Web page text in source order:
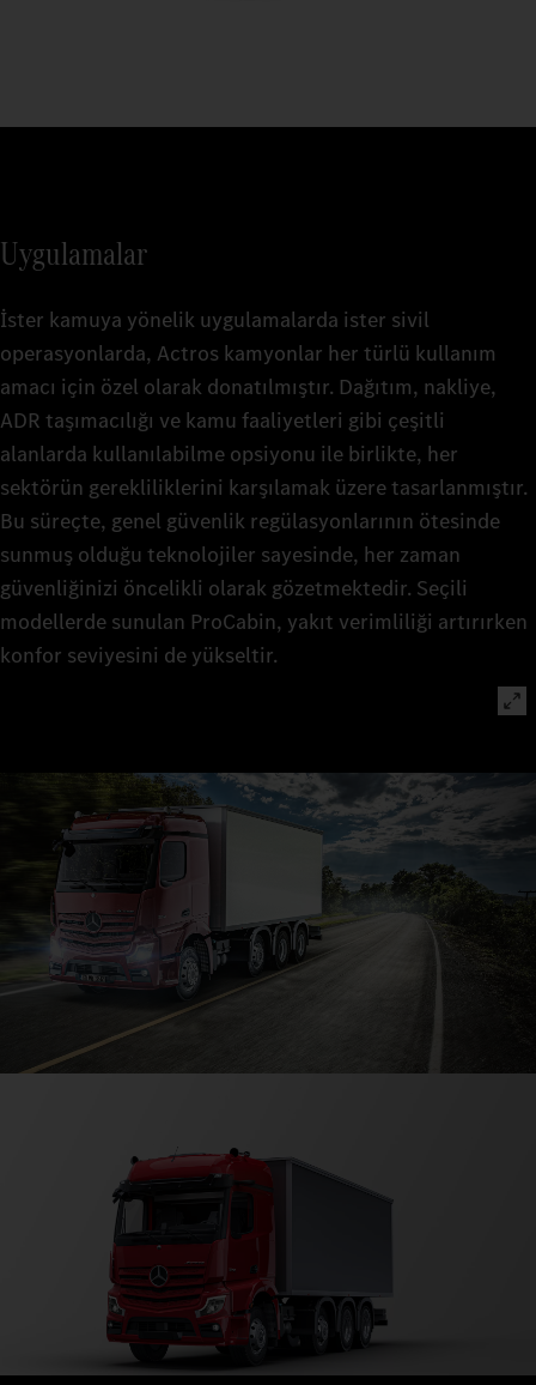
Uygulamalar
İster kamuya yönelik uygulamalarda ister sivil
operasyonlarda, Actros kamyonlar her türlü kullanım
amacı için özel olarak donatılmıştır. Dağıtım, nakliye,
ADR taşımacılığı ve kamu faaliyetleri gibi çeşitli
alanlarda kullanılabilme opsiyonu ile birlikte, her
sektörün gerekliliklerini karşılamak üzere tasarlanmıştır.
Bu süreçte, genel güvenlik regülasyonlarının ötesinde
sunmuş olduğu teknolojiler sayesinde, her zaman
güvenliğinizi öncelikli olarak gözetmektedir. Seçili
modellerde sunulan ProCabin, yakıt verimliliği artırırken
konfor seviyesini de yükseltir.